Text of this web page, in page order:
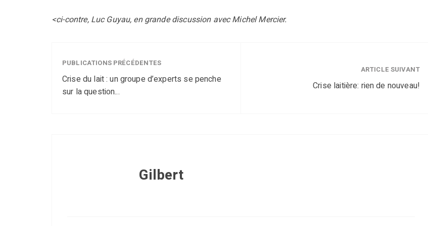
<ci-contre, Luc Guyau, en grande discussion avec Michel Mercier.
PUBLICATIONS PRÉCÉDENTES
Crise du lait : un groupe d’experts se penche
sur la question...
ARTICLE SUIVANT
Crise laitière: rien de nouveau!
Gilbert